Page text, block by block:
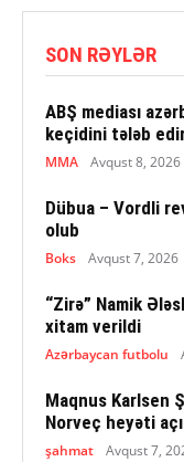
SON RƏYLƏR
ABŞ mediası
keçidini tələb
MMA Avqust 8, 2026
Dübua – Vordli
olub
Boks Avqust 7, 2026
“Zirə” Namik
xitam verildi
Azərbaycan futbolu
Maqnus Karlsen
Norveç heyəti
şahmat Avqust 7,